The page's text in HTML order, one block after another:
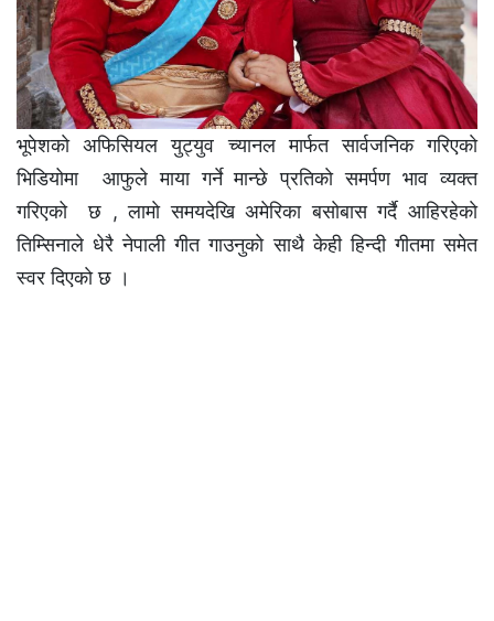
भूपेशकाे अफिसियल युट्युव च्यानल मार्फत सार्वजनिक गरिएकाे
भिडियोमा आफुले माया गर्ने मान्छे प्रतिकाे समर्पण भाव व्यक्त
गरिएको छ , लामाे समयदेखि अमेरिका बसाेबास गर्दै आहिरहेकाे
तिम्सिनाले धेरै नेपाली गीत गाउनुकाे साथै केही हिन्दी गीतमा समेत
स्वर दिएकाे छ ।